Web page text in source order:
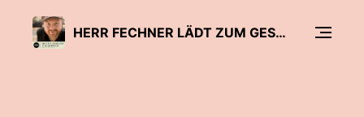
HERR FECHNER LÄDT ZUM GESPRÄCH - DER BILDUNGSPODCAST